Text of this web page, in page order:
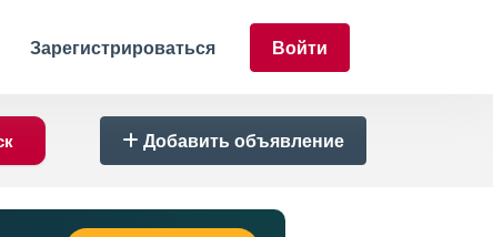
Зарегистрироваться Войти
Добавить объявление